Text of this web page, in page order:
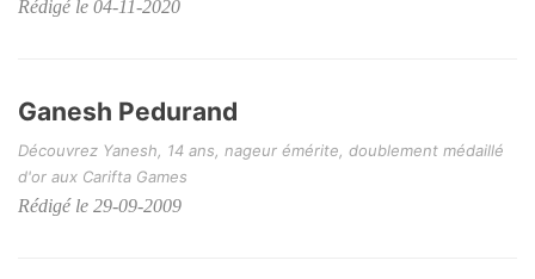
Rédigé le 04-11-2020
Ganesh Pedurand
Découvrez Yanesh, 14 ans, nageur émérite, doublement médaillé
d'or aux Carifta Games
Rédigé le 29-09-2009